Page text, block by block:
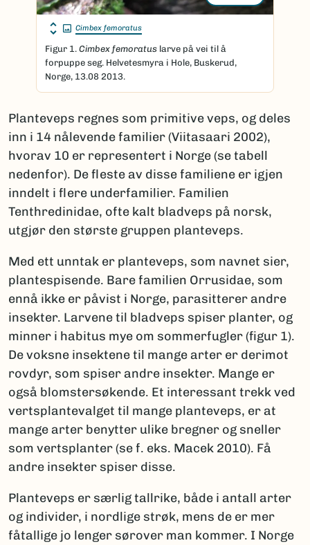
Cimbex femoratus
Figur 1. Cimbex femoratus larve på vei til å
forpuppe seg. Helvetesmyra i Hole, Buskerud,
Norge, 13.08 2013.
Planteveps regnes som primitive veps, og deles
inn i 14 nålevende familier (Viitasaari 2002),
hvorav 10 er representert i Norge (se tabell
nedenfor). De fleste av disse familiene er igjen
inndelt i flere underfamilier. Familien
Tenthredinidae, ofte kalt bladveps på norsk,
utgjør den største gruppen planteveps.
Med ett unntak er planteveps, som navnet sier,
plantespisende. Bare familien Orrusidae, som
ennå ikke er påvist i Norge, parasitterer andre
insekter. Larvene til bladveps spiser planter, og
minner i habitus mye om sommerfugler (figur 1).
De voksne insektene til mange arter er derimot
rovdyr, som spiser andre insekter. Mange er
også blomstersøkende. Et interessant trekk ved
vertsplantevalget til mange planteveps, er at
mange arter benytter ulike bregner og sneller
som vertsplanter (se f. eks. Macek 2010). Få
andre insekter spiser disse.
Planteveps er særlig tallrike, både i antall arter
og individer, i nordlige strøk, mens de er mer
fåtallige jo lenger sørover man kommer. I Norge